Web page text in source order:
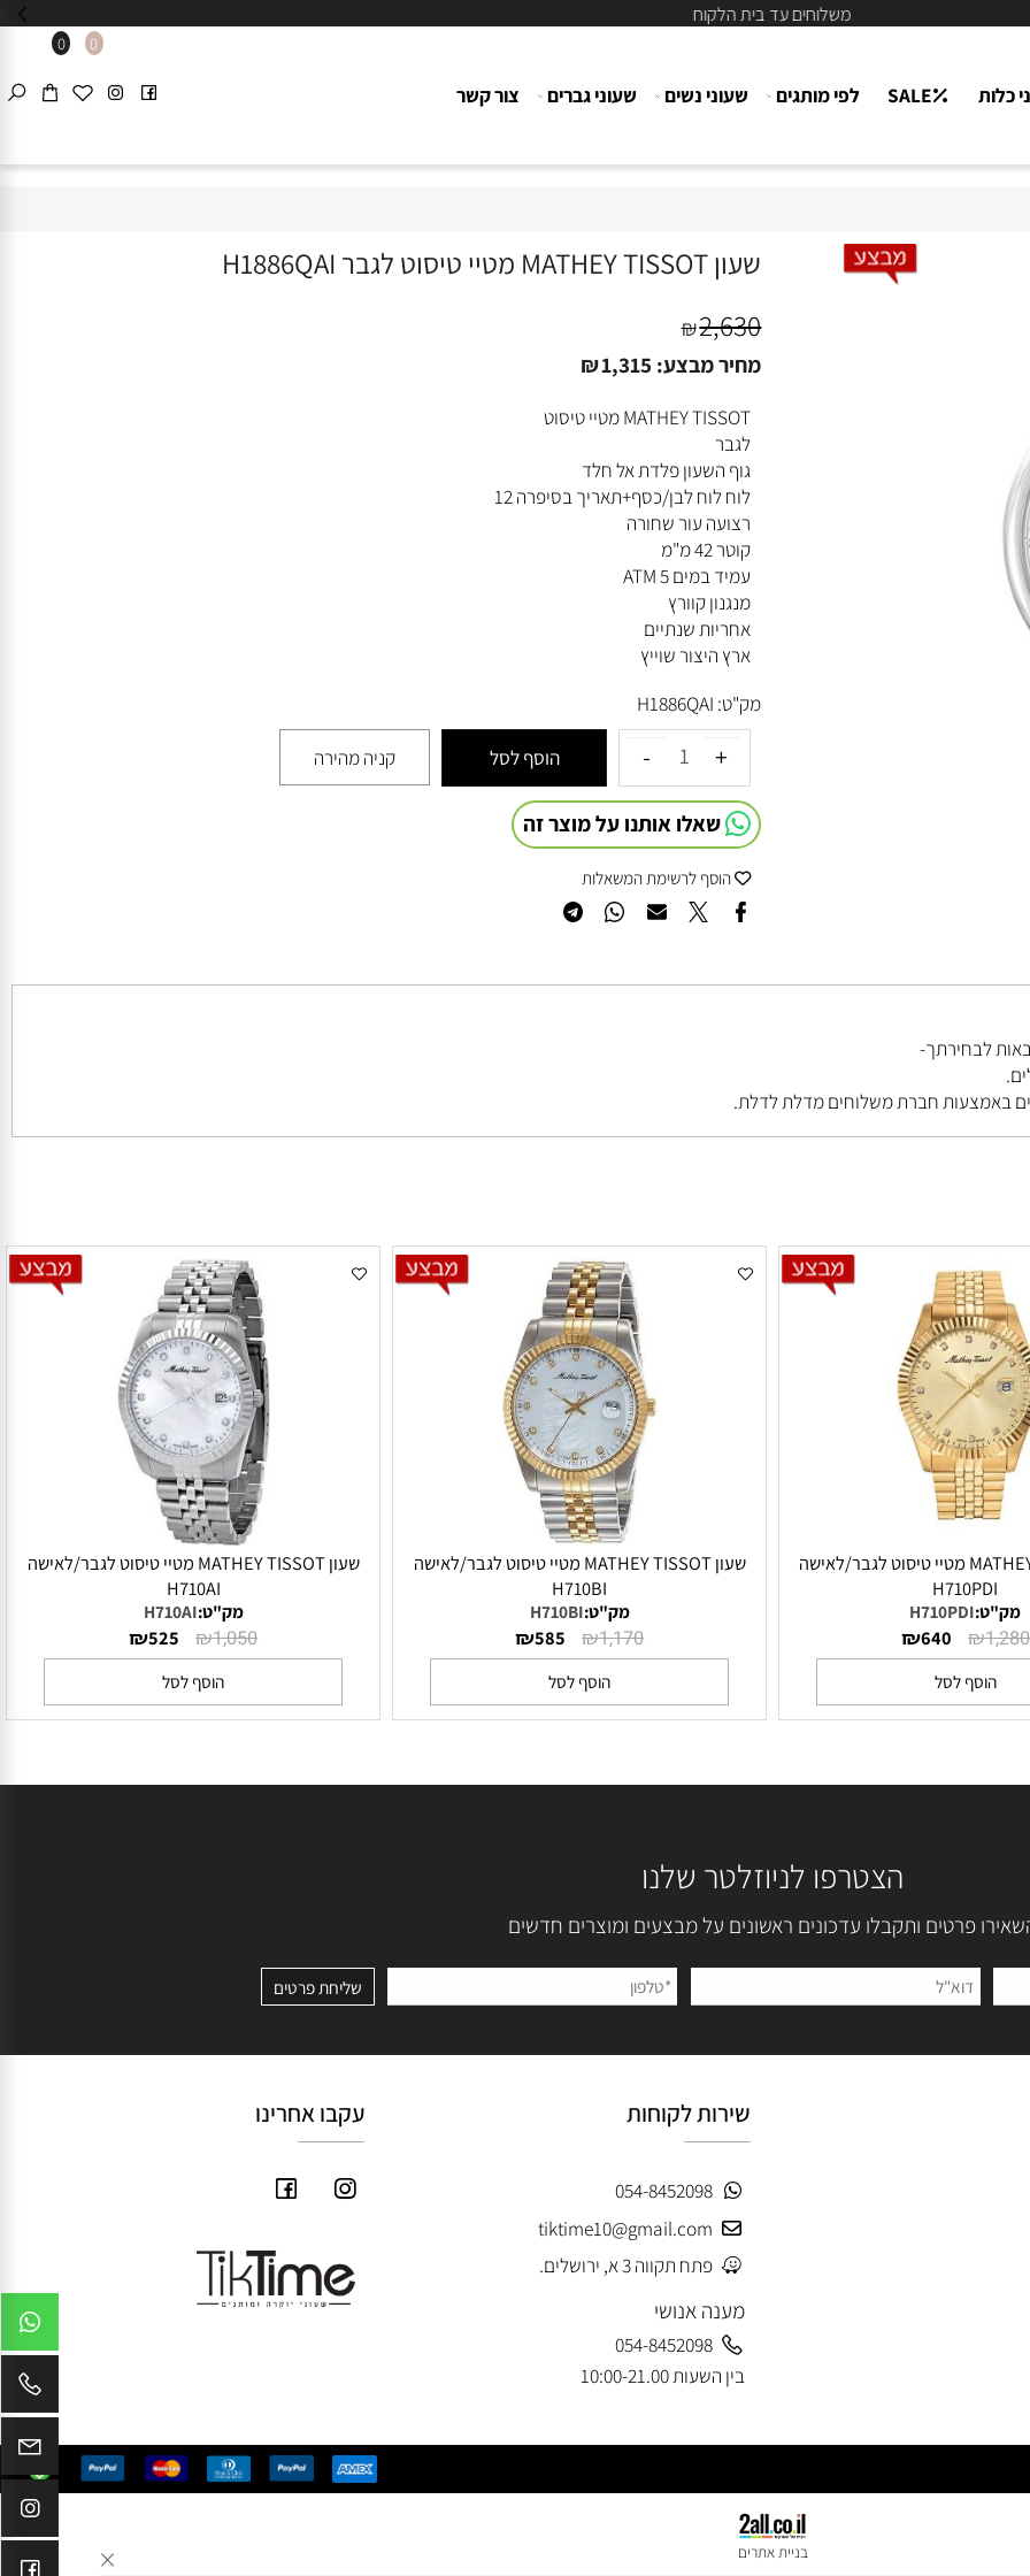
משלוחים עד בית הלקוח
0 0
SALE לפי מותגים שעוני נשים שעוני גברים צור קשר
שעון MATHEY TISSOT מטיי טיסוט לגבר H1886QAI
₪2,630
מחיר מבצע: ₪1,315
MATHEY TISSOT מטיי טיסוט
לגבר
גוף השעון פלדת אל חלד
לוח לוח לבן/כסף+תאריך בסיפרה 12
רצועה עור שחורה
קוטר 42 מ"מ
עמיד במים 5 ATM
מנגנון קוורץ
אחריות שנתיים
מק"ט:H1886QAI
הוסף לסל קניה מהירה
שאלו אותנו על מוצר זה
הוסף לרשימת המשאלות
שעון MATHEY TISSOT מטיי טיסוט לגבר/לאישה
H710PDI
₪
₪640
שעון MATHEY TISSOT מטיי טיסוט לגבר/לאישה
H710BI
מק"ט:H710BI
₪1,170
₪585
שעון MATHEY TISSOT מטיי טיסוט לגבר/לאישה
H710AI
מק"ט:H710AI
₪1,050
₪525
פרטים ותקבלו עדכונים ראשונים על מבצעים ומוצרים חדשים
שירות לקוחות
054-8452098
tiktime10@gmail.com
פתח תקווה 3 א, ירושלים.
054-8452098
עקבו אחרינו